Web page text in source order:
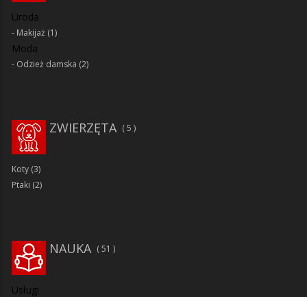
Uroda
Makijaż (1)
Moda
Odzież damska (2)
ZWIERZĘTA 5
Koty (3)
Ptaki (2)
51
NAUKA
Usługi